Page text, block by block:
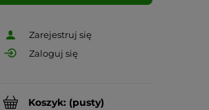
Zarejestruj się
Zaloguj się
Koszyk: (pusty)